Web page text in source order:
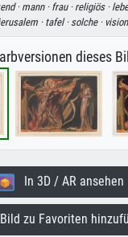
· mann · frau · religiös ·
· tafel · solche ·
dieses
In 3D / AR ansehen
zu Favoriten